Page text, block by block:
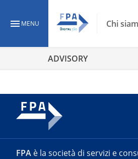
MENU Chi
ADVISORY
FPA è la società di servizi e